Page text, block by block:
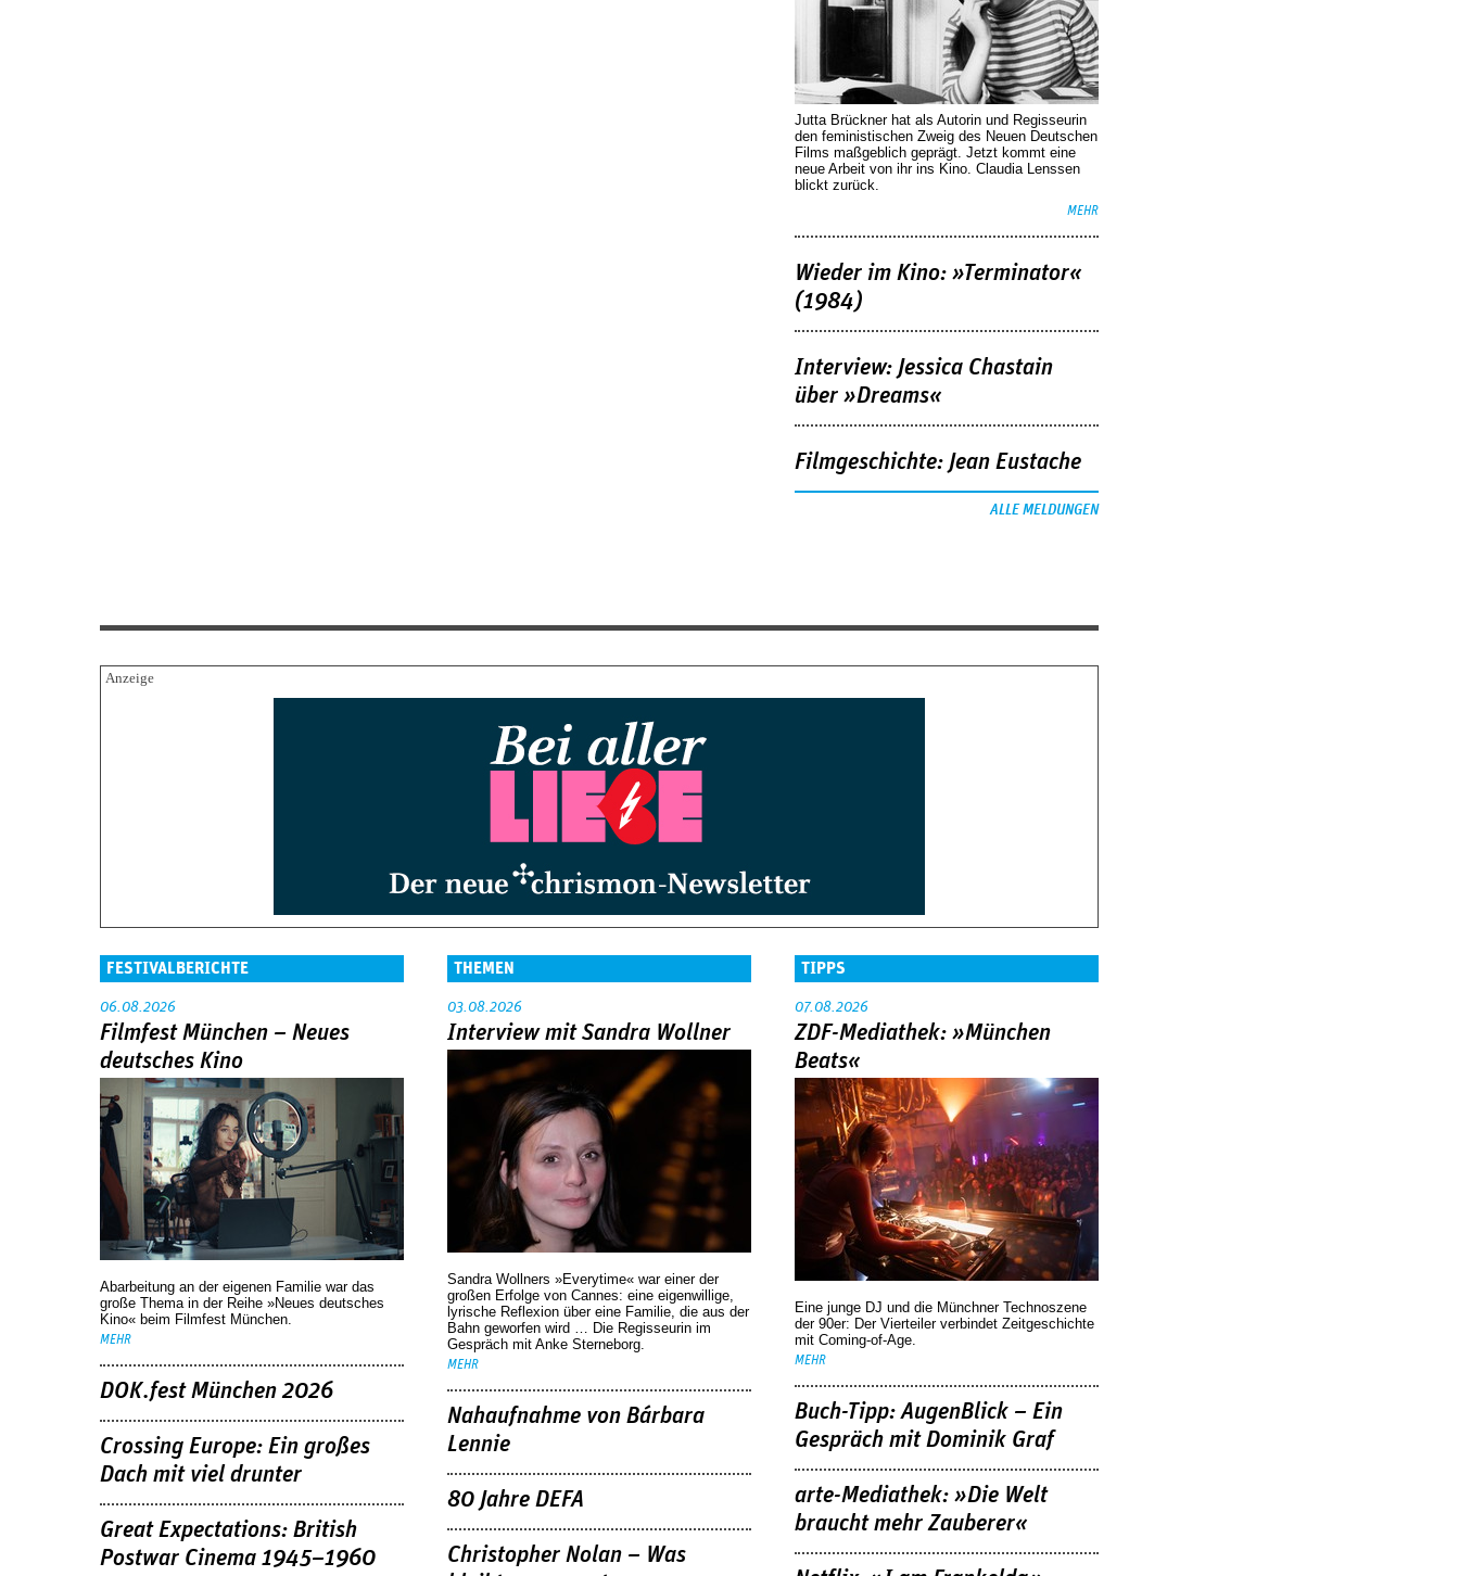
Jutta Brückner hat als Autorin und Regisseurin
den feministischen Zweig des Neuen Deutschen
Films maßgeblich geprägt. Jetzt kommt eine
neue Arbeit von ihr ins Kino. Claudia Lenssen
blickt zurück.
MEHR
Wieder im Kino: »Terminator«
(1984)
Interview: Jessica Chastain
über »Dreams«
Filmgeschichte: Jean Eustache
ALLE MELDUNGEN
FESTIVALBERICHTE
06.08.2026
Filmfest München – Neues
deutsches Kino
Abarbeitung an der eigenen Familie war das
MEHR
DOK.fest München 2026
Crossing Europe: Ein großes
Dach mit viel drunter
THEMEN
03.08.2026
Interview mit Sandra Wollner
Sandra Wollners »Everytime« war einer der
großen Erfolge von Cannes: eine eigenwillige,
lyrische Reflexion über eine ­Familie, die aus der
MEHR
Nahaufnahme von Bárbara
Lennie
80 Jahre DEFA
TIPPS
07.08.2026
ZDF-Mediathek: »München
Beats«
Eine junge DJ und die Münchner Technoszene
MEHR
Buch-Tipp: AugenBlick – Ein
Gespräch mit Dominik Graf
arte-Mediathek: »Die Welt